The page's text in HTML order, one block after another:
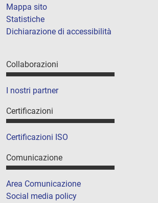
Mappa sito
Statistiche
Dichiarazione di accessibilità
Collaborazioni
I nostri partner
Certificazioni
Certificazioni ISO
Comunicazione
Area Comunicazione
Social media policy